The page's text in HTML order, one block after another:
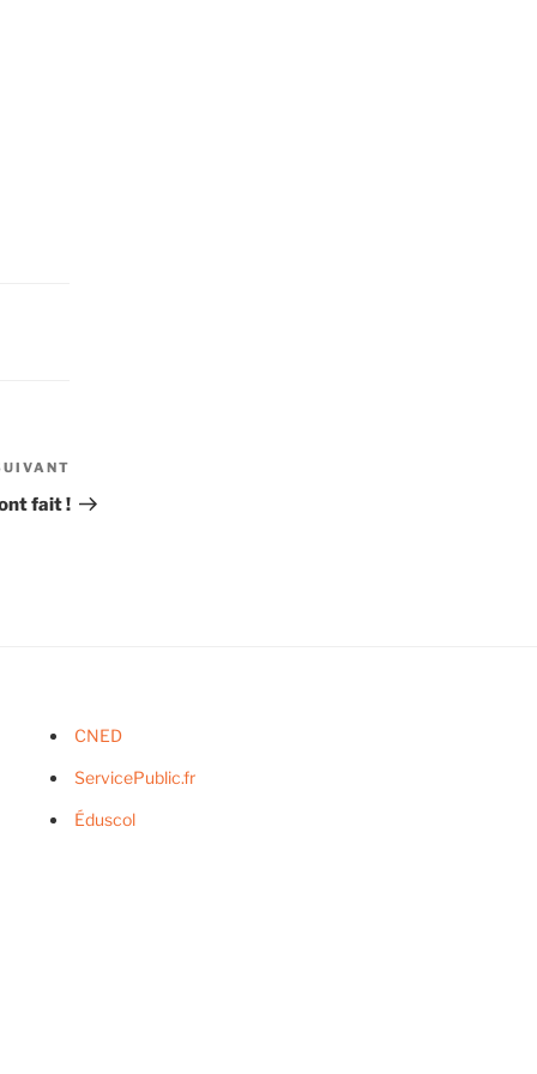
suivant
fait !
CNED
ServicePublic.fr
Éduscol